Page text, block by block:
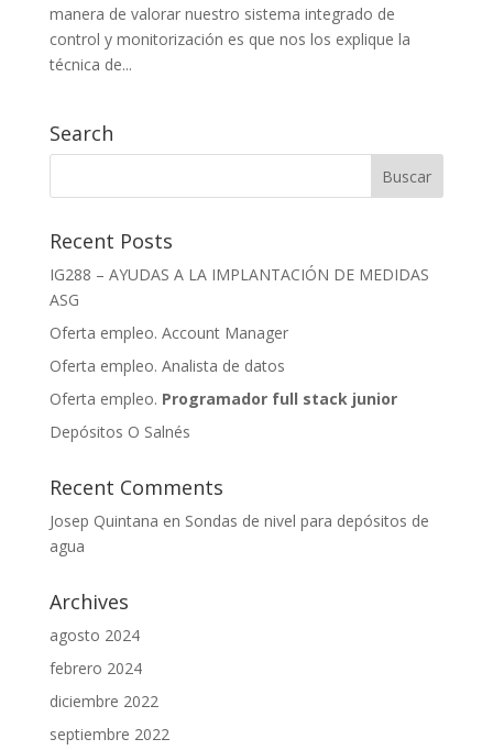
manera de valorar nuestro sistema integrado de
control y monitorización es que nos los explique la
técnica de...
Search
Recent Posts
IG288 – AYUDAS A LA IMPLANTACIÓN DE MEDIDAS
ASG
Oferta empleo. Account Manager
Oferta empleo. Analista de datos
Oferta empleo. Programador full stack junior
Depósitos O Salnés
Recent Comments
Josep Quintana en Sondas de nivel para depósitos de
agua
Archives
agosto 2024
febrero 2024
diciembre 2022
septiembre 2022